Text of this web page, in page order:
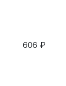
606 ₽